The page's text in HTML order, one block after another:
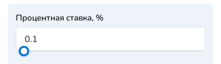
Процентная ставка, %